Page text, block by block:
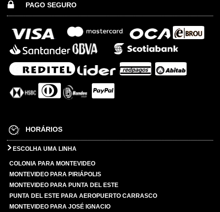
PAGO SEGURO
HORÁRIOS
ESCOLHA UMA LINHA
COLONIA PARA MONTEVIDEO
MONTEVIDEO PARA PIRIÁPOLIS
MONTEVIDEO PARA PUNTA DEL ESTE
PUNTA DEL ESTE PARA AEROPUERTO CARRASCO
MONTEVIDEO PARA JOSÉ IGNACIO